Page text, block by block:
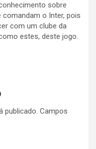
sobre
o Inter, pois
com um clube da
estes, deste jogo.
publicado. Campos